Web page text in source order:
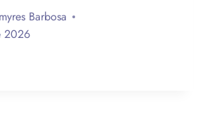
Barbosa
2026